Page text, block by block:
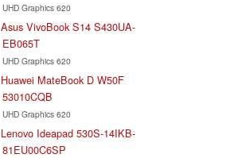
UHD Graphics 620
Asus VivoBook S14 S430UA-
EB065T
UHD Graphics 620
Huawei MateBook D W50F
53010CQB
UHD Graphics 620
Lenovo Ideapad 530S-14IKB-
81EU00C6SP